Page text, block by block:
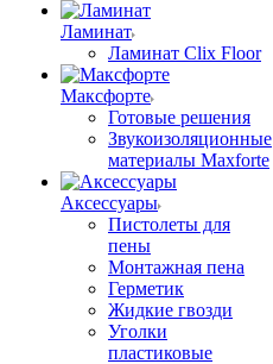
Ламинат
Ламинат Clix Floor
Максфорте
Готовые решения
Звукоизоляционные
материалы Maxforte
Аксессуары
Пистолеты для
пены
Монтажная пена
Герметик
Жидкие гвозди
Уголки
пластиковые